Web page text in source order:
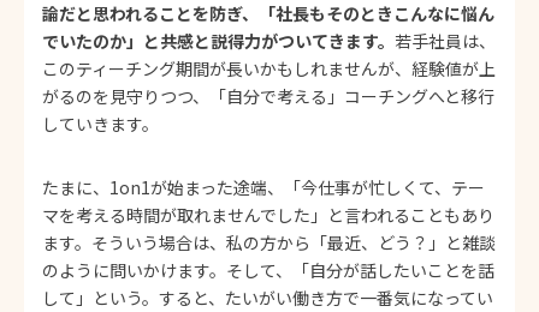
論だと思われることを防ぎ、「社長もそのときこんなに悩ん
でいたのか」と共感と説得力がついてきます。 若手社員は、
このティーチング期間が長いかもしれませんが、経験値が上
がるのを見守りつつ、「自分で考える」コーチングへと移行
していきます。
たまに、1on1が始まった途端、「今仕事が忙しくて、テー
マを考える時間が取れませんでした」と言われることもあり
ます。そういう場合は、私の方から「最近、どう？」と雑談
のように問いかけます。そして、「自分が話したいことを話
して」という。すると、たいがい働き方で一番気になってい